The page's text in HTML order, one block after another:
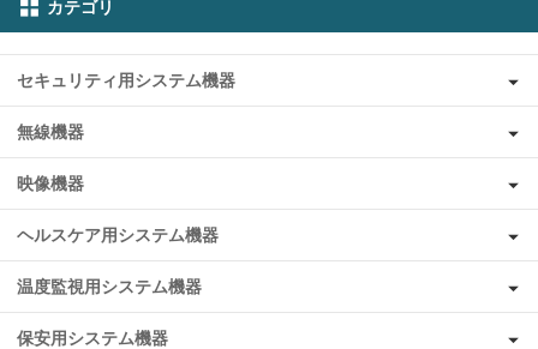
カテゴリ
セキュリティ用システム機器
無線機器
映像機器
ヘルスケア用システム機器
温度監視用システム機器
保安用システム機器